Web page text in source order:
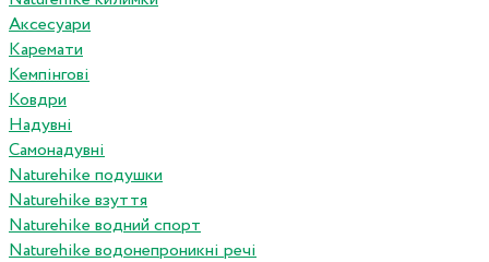
Аксесуари
Каремати
Кемпінгові
Ковдри
Надувні
Самонадувні
Naturehike подушки
Naturehike взуття
Naturehike водний спорт
Naturehike водонепроникні речі